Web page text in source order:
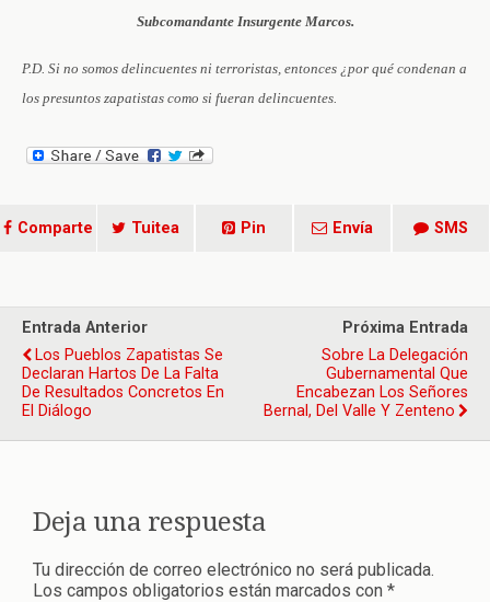
Subcomandante Insurgente Marcos.
P.D. Si no somos delincuentes ni terroristas, entonces ¿por qué condenan a
los presuntos zapatistas como si fueran delincuentes.
Comparte Tuitea Pin Envía SMS
Entrada Anterior
Los Pueblos Zapatistas Se
Declaran Hartos De La Falta
De Resultados Concretos En
El Diálogo
Próxima Entrada
Sobre La Delegación
Gubernamental Que
Encabezan Los Señores
Bernal, Del Valle Y Zenteno
Deja una respuesta
Tu dirección de correo electrónico no será publicada.
Los campos obligatorios están marcados con *